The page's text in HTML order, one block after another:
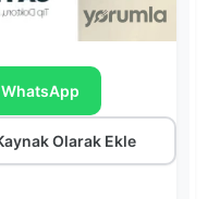
WhatsApp
Olarak Ekle